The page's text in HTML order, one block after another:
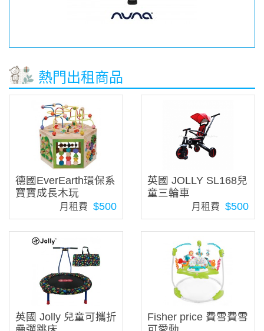
熱門出租商品
德國EverEarth環保系
寶寶成長木玩
月租費 $500
英國 JOLLY SL168兒
童三輪車
月租費 $500
英國 Jolly 兒童可攜折
Fisher price 費雪費雪